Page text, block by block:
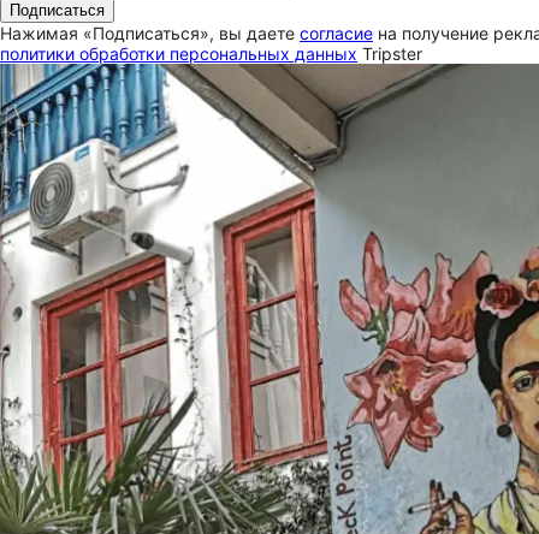
Подписаться
Нажимая «Подписаться», вы даете согласие на получение
политики обработки персональных данных Tripster